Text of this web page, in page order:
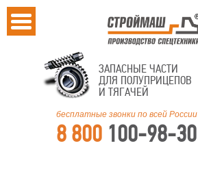
ЗАПАСНЫЕ ЧАСТИ
ДЛЯ ПОЛУПРИЦЕПОВ
И ТЯГАЧЕЙ
бесплатные звонки по всей России
8 800 100-98-30